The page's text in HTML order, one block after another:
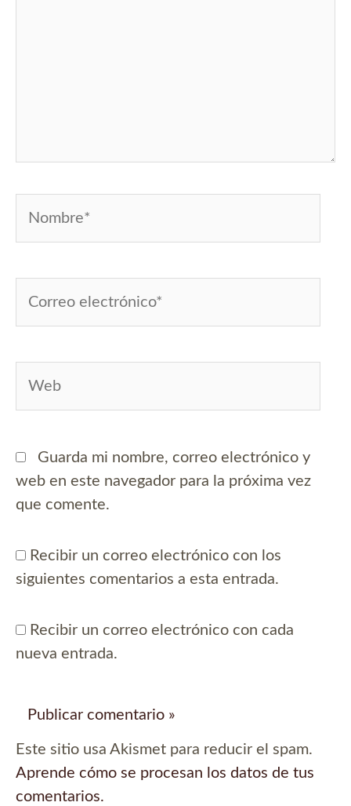
Guarda mi nombre, correo electrónico y
web en este navegador para la próxima vez
que comente.
Recibir un correo electrónico con los
siguientes comentarios a esta entrada.
Recibir un correo electrónico con cada
nueva entrada.
Este sitio usa Akismet para reducir el spam.
Aprende cómo se procesan los datos de tus
comentarios.